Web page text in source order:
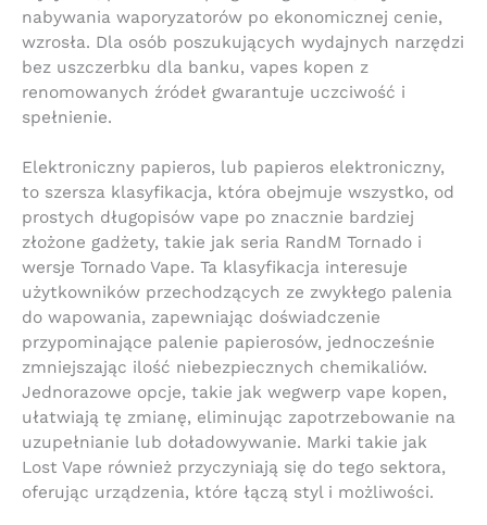
nabywania waporyzatorów po ekonomicznej cenie,
wzrosła. Dla osób poszukujących wydajnych narzędzi
bez uszczerbku dla banku, vapes kopen z
renomowanych źródeł gwarantuje uczciwość i
spełnienie.
Elektroniczny papieros, lub papieros elektroniczny,
to szersza klasyfikacja, która obejmuje wszystko, od
prostych długopisów vape po znacznie bardziej
złożone gadżety, takie jak seria RandM Tornado i
wersje Tornado Vape. Ta klasyfikacja interesuje
użytkowników przechodzących ze zwykłego palenia
do wapowania, zapewniając doświadczenie
przypominające palenie papierosów, jednocześnie
zmniejszając ilość niebezpiecznych chemikaliów.
Jednorazowe opcje, takie jak wegwerp vape kopen,
ułatwiają tę zmianę, eliminując zapotrzebowanie na
uzupełnianie lub doładowywanie. Marki takie jak
Lost Vape również przyczyniają się do tego sektora,
oferując urządzenia, które łączą styl i możliwości.